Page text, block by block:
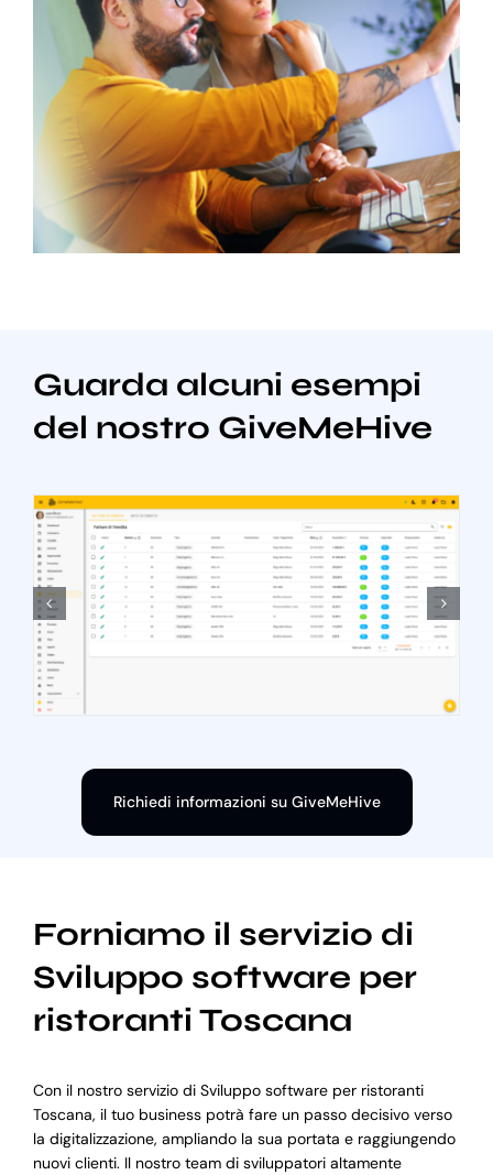
Guarda alcuni esempi
del nostro GiveMeHive
Richiedi informazioni su GiveMeHive
Forniamo il servizio di
Sviluppo software per
ristoranti Toscana
Con il nostro servizio di Sviluppo software per ristoranti
Toscana, il tuo business potrà fare un passo decisivo verso
la digitalizzazione, ampliando la sua portata e raggiungendo
nuovi clienti. Il nostro team di sviluppatori altamente